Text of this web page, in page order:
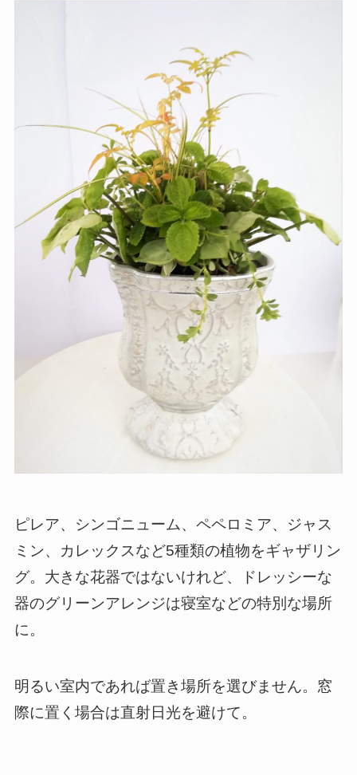
ピレア、シンゴニューム、ペペロミア、ジャス
ミン、カレックスなど5種類の植物をギャザリン
グ。大きな花器ではないけれど、ドレッシーな
器のグリーンアレンジは寝室などの特別な場所
に。
明るい室内であれば置き場所を選びません。窓
際に置く場合は直射日光を避けて。